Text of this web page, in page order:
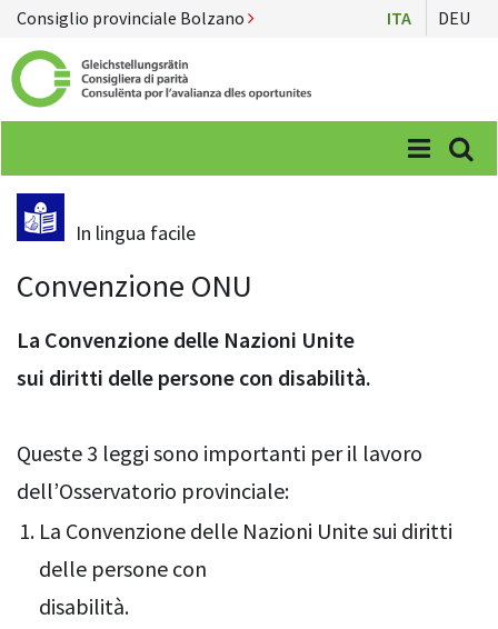
Consiglio provinciale Bolzano ITA DEU
Menü
In lingua facile
Convenzione ONU
La Convenzione delle Nazioni Unite
sui diritti delle persone con disabilità.
Queste 3 leggi sono importanti per il lavoro
dell’Osservatorio provinciale:
La Convenzione delle Nazioni Unite sui diritti
delle persone con
disabilità.